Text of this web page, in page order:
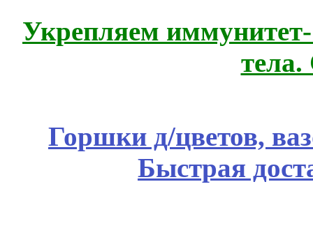
Укрепляем
Горшки д/цветов,
Быстрая